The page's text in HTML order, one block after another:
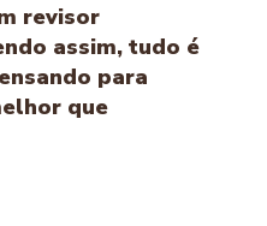
revisor
assim, tudo é
para
que